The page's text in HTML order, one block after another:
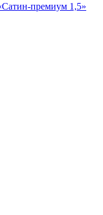
премиум 1,5»